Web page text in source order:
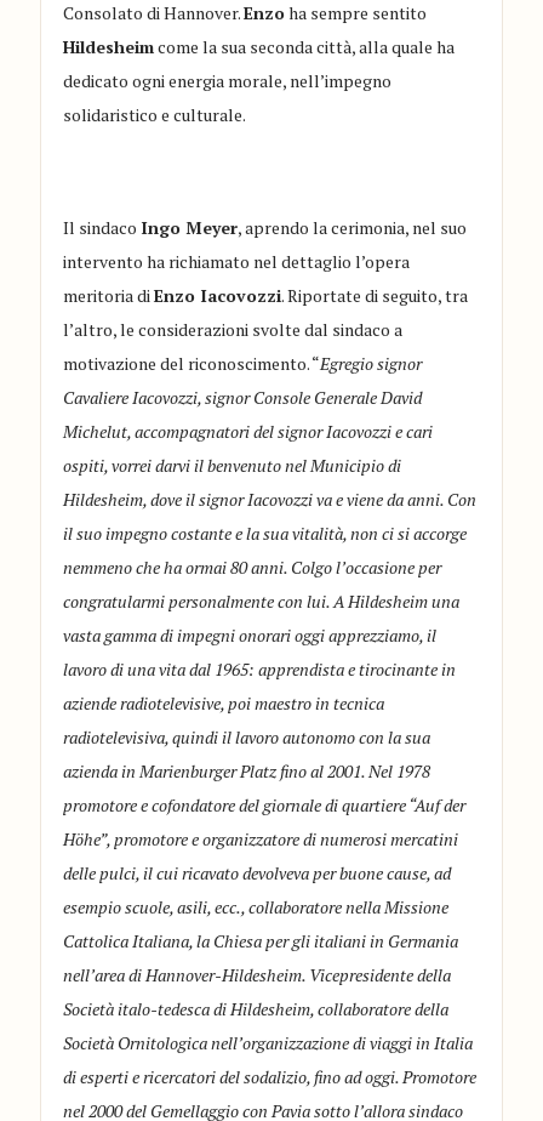
Consolato di Hannover.Enzoha sempre sentito
Hildesheimcome la sua seconda città, alla quale ha
dedicato ogni energia morale, nell’impegno
solidaristico e culturale.
Il sindaco Ingo Meyer, aprendo la cerimonia, nel suo
intervento ha richiamato nel dettaglio l’opera
meritoria diEnzo Iacovozzi. Riportate di seguito, tra
l’altro, le considerazioni svolte dal sindaco a
motivazione del riconoscimento. “Egregio signor
Cavaliere Iacovozzi, signor Console Generale David
Michelut, accompagnatori del signor Iacovozzi e cari
ospiti, vorrei darvi il benvenuto nel Municipio di
Hildesheim, dove il signor Iacovozzi va e viene da anni. Con
il suo impegno costante e la sua vitalità, non ci si accorge
nemmeno che ha ormai 80 anni. Colgo l’occasione per
congratularmi personalmente con lui. A Hildesheim una
vasta gamma di impegni onorari oggi apprezziamo, il
lavoro di una vita dal 1965: apprendista e tirocinante in
aziende radiotelevisive, poi maestro in tecnica
radiotelevisiva, quindi il lavoro autonomo con la sua
azienda in Marienburger Platz fino al 2001. Nel 1978
promotore e cofondatore del giornale di quartiere “Auf der
Höhe”, promotore e organizzatore di numerosi mercatini
delle pulci, il cui ricavato devolveva per buone cause, ad
esempio scuole, asili, ecc., collaboratore nella Missione
Cattolica Italiana, la Chiesa per gli italiani in Germania
nell’area di Hannover-Hildesheim. Vicepresidente della
Società italo-tedesca di Hildesheim, collaboratore della
Società Ornitologica nell’organizzazione di viaggi in Italia
di esperti e ricercatori del sodalizio, fino ad oggi. Promotore
nel 2000 del Gemellaggio con Pavia sotto l’allora sindaco